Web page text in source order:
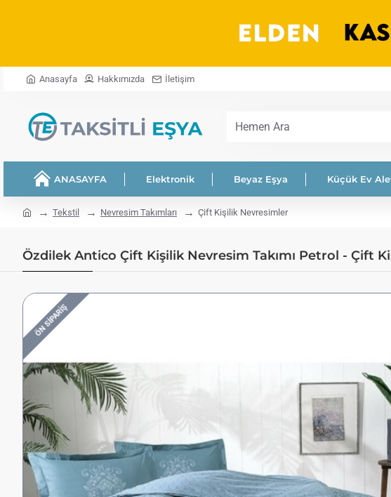
Anasayfa Hakkımızda İletişim
Hemen
ANASAYFA Elektronik Beyaz Eşya Küçük Ev
homeTekstil Nevresim Takımları Çift Kişilik Nevresimler
Özdilek Antico Çift Kişilik Nevresim Takımı Petrol - Çift
ÖN SIPARIŞ